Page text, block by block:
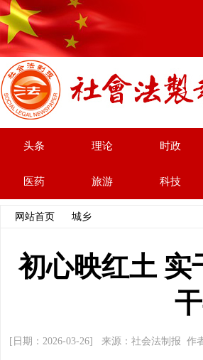
头条 理论 时政
医药 旅游 科技
网站首页 城乡
初心映红土
[日期：2026-03-26] 来源：社会法制报 作